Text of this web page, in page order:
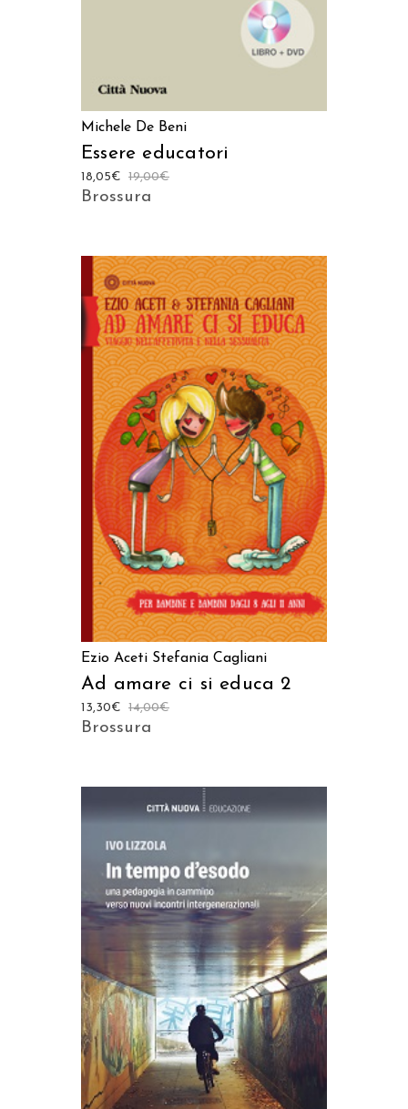
Michele De Beni
Essere educatori
19,00€
18,05€
Brossura
AGGIUNGI AL CARRELLO
Ezio Aceti Stefania Cagliani
Ad amare ci si educa 2
14,00€
13,30€
Brossura
AGGIUNGI AL CARRELLO